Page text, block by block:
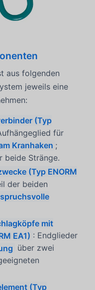
aus folgenden
jeweils eine
(Typ
für
Kranhaken ;
beide Stränge.
(Typ ENORM
der beiden
mit
EA1) : Endglieder
über zwei
(Typ